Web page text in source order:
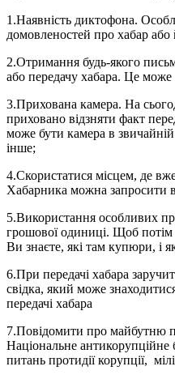
1.Наявність диктофона.
домовленостей про хабар
2.Отримання будь-якого
або передачу хабара. Це може
3.Прихована камера. На
приховано відзняти факт
може бути камера в
інше;
4.Скористатися місцем, де
Хабарника можна запросити
5.Використання особливих
грошової одиниці. Щоб
Ви знаєте, які там купюри, і
6.При передачі хабара
свідка, який може
передачі хабара
7.Повідомити про майбутню
Національне
питань протидії корупції,